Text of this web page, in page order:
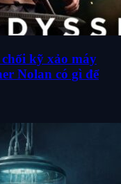
kỹ xảo máy
Nolan có gì để